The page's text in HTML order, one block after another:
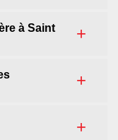
à Saint